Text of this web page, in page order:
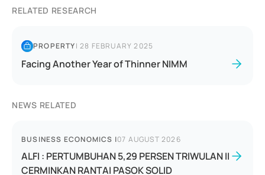
RELATED RESEARCH
PROPERTY|28 FEBRUARY 2025
Facing Another Year of Thinner NIMM
NEWS RELATED
BUSINESS ECONOMICS |07 AUGUST 2026
ALFI : PERTUMBUHAN 5,29 PERSEN TRIWULAN II
CERMINKAN RANTAI PASOK SOLID